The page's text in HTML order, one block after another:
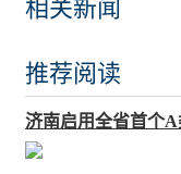
相关新闻
推荐阅读
济南启用全省首个
成果领先全国